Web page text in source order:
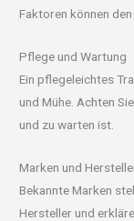
Faktoren können
Pflege und Wartung
Ein pflegeleichtes
und Mühe. Achten
und zu warten ist.
Marken und
Bekannte Marken
Hersteller und